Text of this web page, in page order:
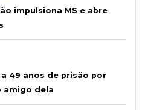
impulsiona MS e abre
49 anos de prisão por
amigo dela